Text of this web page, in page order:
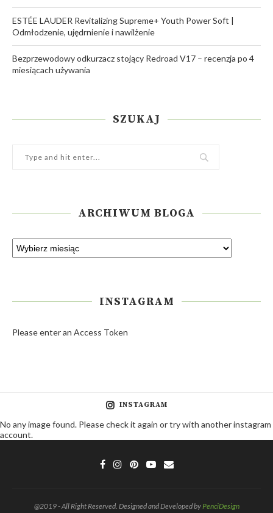
ESTÉE LAUDER Revitalizing Supreme+ Youth Power Soft |
Odmłodzenie, ujędrnienie i nawilżenie
Bezprzewodowy odkurzacz stojący Redroad V17 – recenzja po 4
miesiącach używania
SZUKAJ
ARCHIWUM BLOGA
INSTAGRAM
Please enter an Access Token
INSTAGRAM
No any image found. Please check it again or try with another instagram
account.
@2019 - All Right Reserved. Designed and Developed by PenciDesign